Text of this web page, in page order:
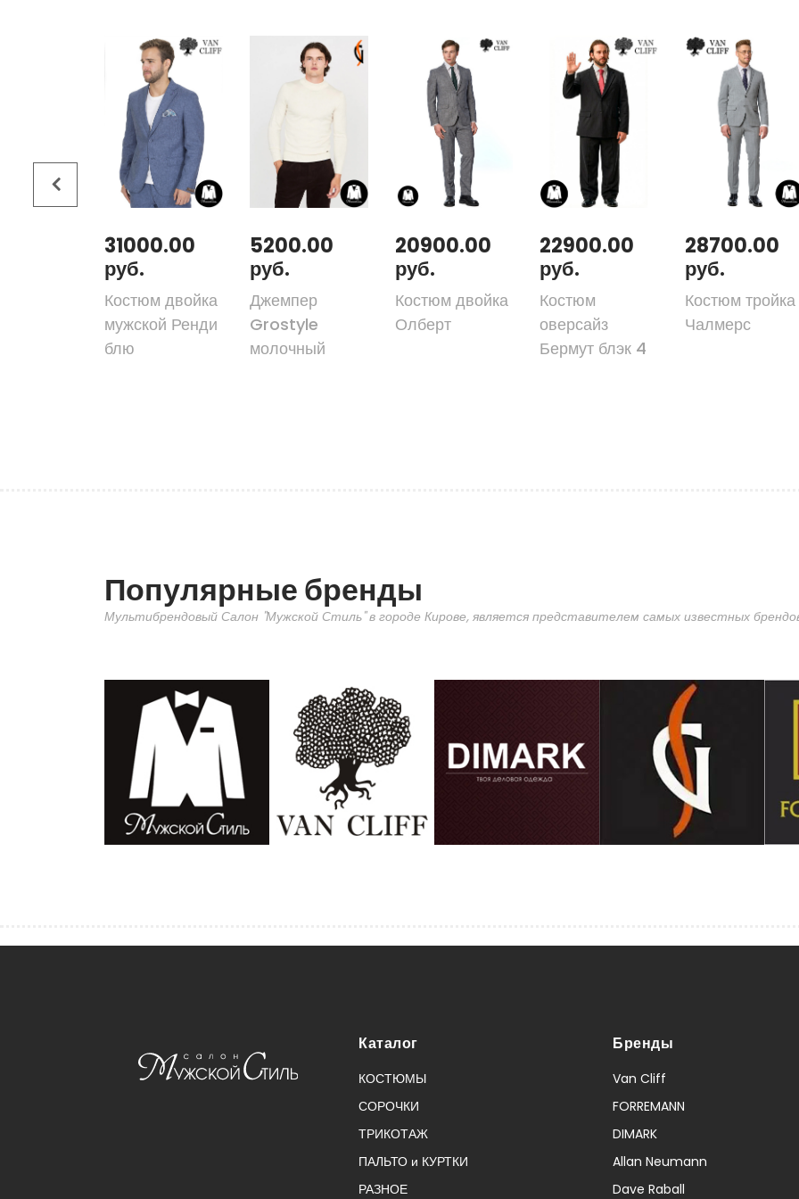
31000.00
руб.
Костюм двойка
мужской Ренди
блю
5200.00
руб.
Джемпер
Grostyle
молочный
20900.00
руб.
Костюм двойка
Олберт
22900.00
руб.
Костюм
оверсайз
Бермут блэк 4
28700.00
руб.
Костюм тройка
Чалмерс
Популярные бренды
Мультибрендовый Салон "Мужской Стиль" в городе Кирове, является представителем самых известных
Каталог
КОСТЮМЫ
СОРОЧКИ
ТРИКОТАЖ
ПАЛЬТО и КУРТКИ
РАЗНОЕ
Бренды
Van Cliff
FORREMANN
DIMARK
Allan Neumann
Dave Raball